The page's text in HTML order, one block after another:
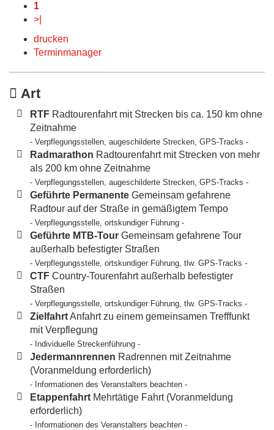
1
>|
drucken
Terminmanager
Art
RTF Radtourenfahrt mit Strecken bis ca. 150 km ohne
Zeitnahme
- Verpflegungsstellen, augeschilderte Strecken, GPS-Tracks -
Radmarathon Radtourenfahrt mit Strecken von mehr
als 200 km ohne Zeitnahme
- Verpflegungsstellen, augeschilderte Strecken, GPS-Tracks -
Geführte Permanente Gemeinsam gefahrene
Radtour auf der Straße in gemäßigtem Tempo
- Verpflegungsstelle, ortskundiger Führung -
Geführte MTB-Tour Gemeinsam gefahrene Tour
außerhalb befestigter Straßen
- Verpflegungsstelle, ortskundiger Führung, tlw. GPS-Tracks -
CTF Country-Tourenfahrt außerhalb befestigter
Straßen
- Verpflegungsstelle, ortskundiger Führung, tlw. GPS-Tracks -
ZielfahrtAnfahrt zu einem gemeinsamen Trefffunkt
mit Verpflegung
- Individuelle Streckenführung -
Jedermannrennen Radrennen mit Zeitnahme
(Voranmeldung erforderlich)
- Informationen des Veranstalters beachten -
Etappenfahrt Mehrtätige Fahrt (Voranmeldung
erforderlich)
- Informationen des Veranstalters beachten -